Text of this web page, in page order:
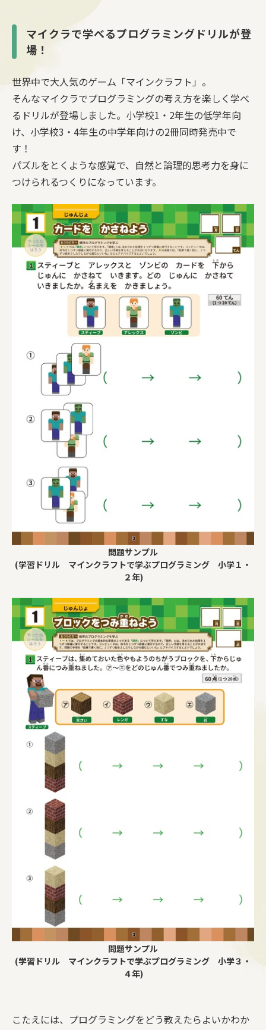
マイクラで学べるプログラミングドリルが登
場！
世界中で大人気のゲーム「マインクラフト」。
そんなマイクラでプログラミングの考え方を楽しく学べ
るドリルが登場しました。小学校1・2年生の低学年向
け、小学校3・4年生の中学年向けの2冊同時発売中で
す！
パズルをとくような感覚で、自然と論理的思考力を身に
つけられるつくりになっています。
問題サンプル
(学習ドリル マインクラフトで学ぶプログラミング 小学１・
２年)
問題サンプル
(学習ドリル マインクラフトで学ぶプログラミング 小学３・
４年)
こたえには、プログラミングをどう教えたらよいかわか